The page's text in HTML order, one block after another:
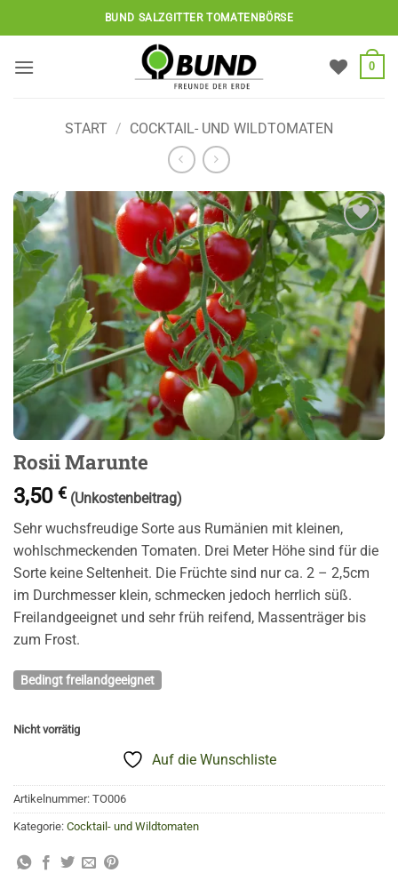
Inhalt
BUND SALZGITTER TOMATENBÖRSE
0
START / COCKTAIL- UND WILDTOMATEN
Auf die
Wunschliste
Rosii Marunte
3,50 € (Unkostenbeitrag)
Sehr wuchsfreudige Sorte aus Rumänien mit kleinen,
wohlschmeckenden Tomaten. Drei Meter Höhe sind für die
Sorte keine Seltenheit. Die Früchte sind nur ca. 2 – 2,5cm
im Durchmesser klein, schmecken jedoch herrlich süß.
Freilandgeeignet und sehr früh reifend, Massenträger bis
zum Frost.
Bedingt freilandgeeignet
Nicht vorrätig
Auf die Wunschliste
Artikelnummer: TO006
Kategorie: Cocktail- und Wildtomaten